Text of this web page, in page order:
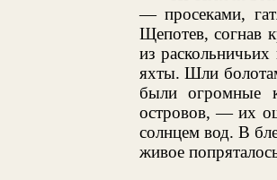
— просеками,
Щепотев, согнав
из
яхты. Шли
были огромные
островов, — их
солнцем вод. В
живое